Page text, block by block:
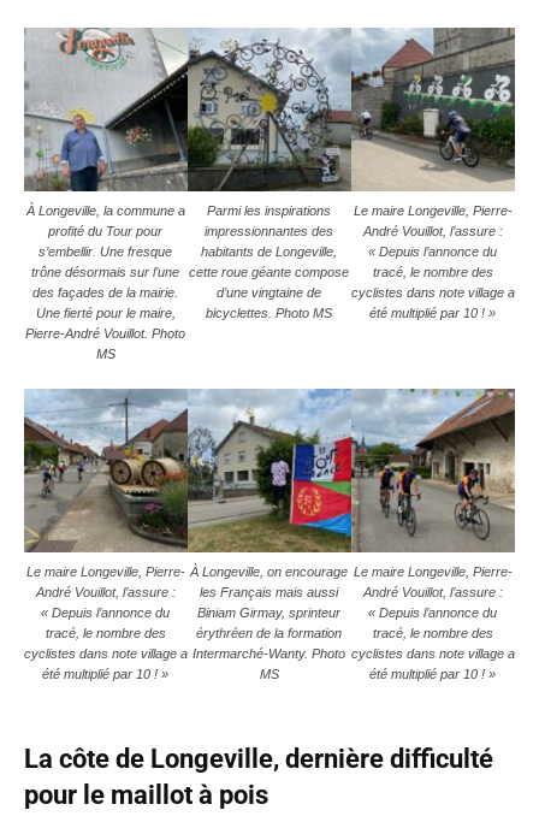
À Longeville, la commune a
profité du Tour pour
s’embellir. Une fresque
trône désormais sur l’une
des façades de la mairie.
Une fierté pour le maire,
Pierre-André Vouillot. Photo
MS
Parmi les inspirations
impressionnantes des
habitants de Longeville,
cette roue géante compose
d’une vingtaine de
bicyclettes. Photo MS
Le maire Longeville, Pierre-
André Vouillot, l’assure :
« Depuis l’annonce du
tracé, le nombre des
cyclistes dans note village a
été multiplié par 10 ! »
Le maire Longeville, Pierre-
André Vouillot, l’assure :
« Depuis l’annonce du
tracé, le nombre des
cyclistes dans note village a
été multiplié par 10 ! »
À Longeville, on encourage
les Français mais aussi
Biniam Girmay, sprinteur
érythréen de la formation
Intermarché-Wanty. Photo
MS
Le maire Longeville, Pierre-
André Vouillot, l’assure :
« Depuis l’annonce du
tracé, le nombre des
cyclistes dans note village a
été multiplié par 10 ! »
La côte de Longeville, dernière difficulté
pour le maillot à pois